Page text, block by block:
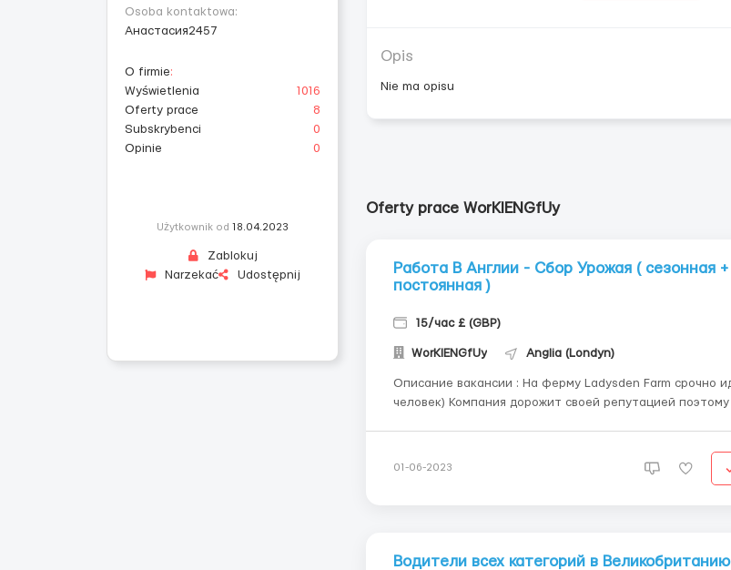
Osoba kontaktowa:
Анастасия2457
O firmie:
Wyświetlenia
1016
Oferty prace
8
Subskrybenci
0
Opinie
0
Użytkownik od 18.04.2023
Zablokuj
Narzekać
Udostępnij
Opis
Nie ma opisu
Oferty prace WorKIENGfUy
Работа В Англии - Сбор Урожая ( сезонная +
постоянная )
15/час £ (GBP)
WorKIENGfUy Anglia (Londyn)
Описание вакансии : На ферму Ladysden Farm срочно идет набор ( 20
человек) Компания дорожит своей репутацией поэтому они
выполнять поставленные задачи Требова...
01-06-2023
Водители всех категорий в Великобританию